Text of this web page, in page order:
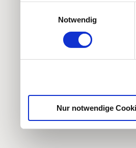
Partner
weiteren
Notwendig
Nur notwendige